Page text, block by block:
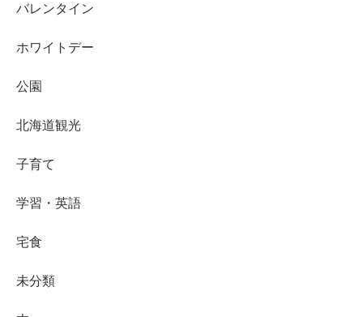
バレンタイン
ホワイトデー
公園
北海道観光
子育て
学習・英語
宅食
未分類